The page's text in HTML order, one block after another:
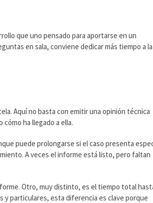
que uno pensado para aportarse en un
en sala, conviene dedicar más tiempo a la
Aquí no basta con emitir una opinión técnica
ha llegado a ella.
puede prolongarse si el caso presenta
A veces el informe está listo, pero faltan
Otro, muy distinto, es el tiempo total
particulares, esta diferencia es clave porque